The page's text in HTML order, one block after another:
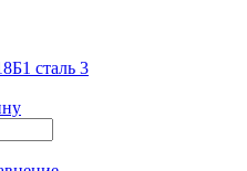
сталь 3